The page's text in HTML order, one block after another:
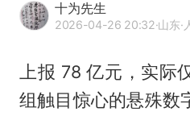
十为先生
2026-04-26 20:32·山东·
上报 78 亿元，实际
组触目惊心的悬殊数